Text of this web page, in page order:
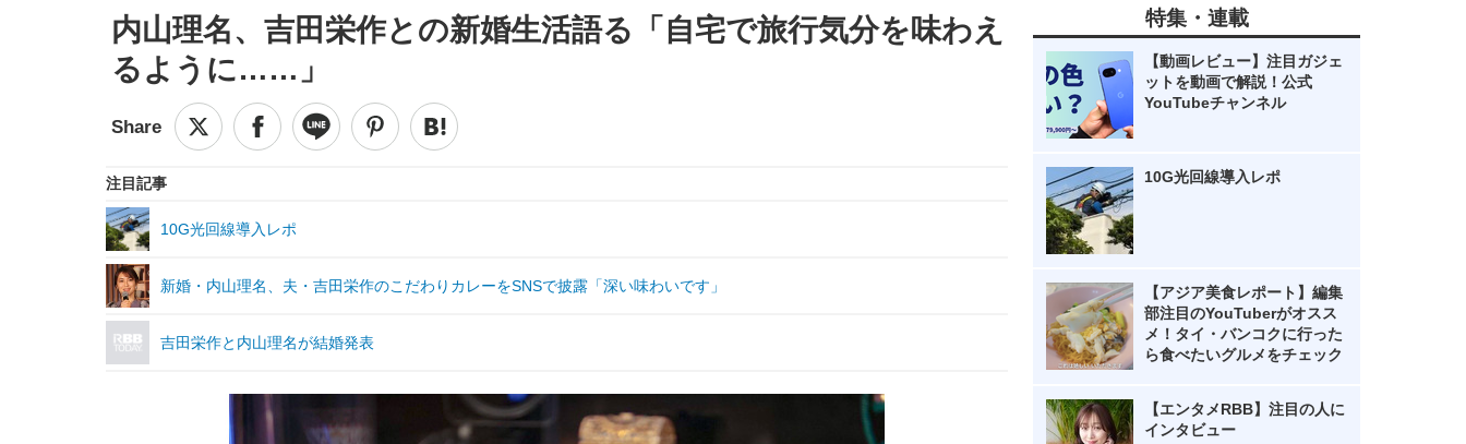
内山理名、吉田栄作との新婚生活語る「自宅で旅行気分を味わえ
るように……」
注目記事
10G光回線導入レポ
新婚・内山理名、夫・吉田栄作のこだわりカレーをSNSで披露「深い味わいです」
吉田栄作と内山理名が結婚発表
特集・連載
【動画レビュー】注目ガジェ
ットを動画で解説！公式
YouTubeチャンネル
10G光回線導入レポ
【アジア美食レポート】編集
部注目のYouTuberがオスス
メ！タイ・バンコクに行った
ら食べたいグルメをチェック
【エンタメRBB】注目の人に
インタビュー